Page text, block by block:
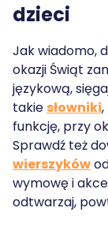
dzieci
Jak wiadomo,
okazji Świąt
językową,
takie słowniki
funkcję, przy
Sprawdź też
wierszyków
wymowę i
odtwarzaj,